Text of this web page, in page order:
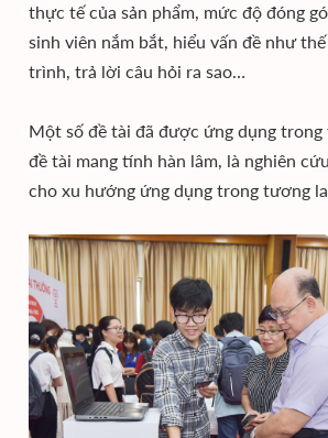
thực tế của sản phẩm, mức độ đóng
sinh viên nắm bắt, hiểu vấn đề như
trình, trả lời câu hỏi ra sao…
Một số đề tài đã được ứng dụng
đề tài mang tính hàn lâm, là nghiên
cho xu hướng ứng dụng trong tương